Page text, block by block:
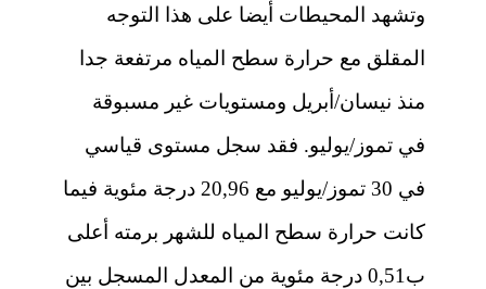
وتشهد المحيطات أيضا على هذا التوجه
المقلق مع حرارة سطح المياه مرتفعة جدا
منذ نيسان/أبريل ومستويات غير مسبوقة
في تموز/يوليو. فقد سجل مستوى قياسي
في 30 تموز/يوليو مع 20,96 درجة مئوية فيما
كانت حرارة سطح المياه للشهر برمته أعلى
ب0,51 درجة مئوية من المعدل المسجل بين